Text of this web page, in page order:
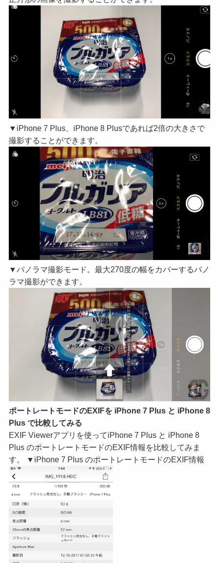
▼iPhone 7 Plus、iPhone 8 Plusであれば2倍の大きさで
撮影することができます。
▼パノラマ撮影モード。最大270度の幅をカバーするパノ
ラマ撮影ができます。
ポートレートモードのEXIFを iPhone 7 Plus と iPhone 8
Plus で比較してみる
EXIF Viewerアプリを使ってiPhone 7 Plus と iPhone 8
Plus のポートレートモードのEXIF情報を比較してみま
す。 ▼iPhone 7 Plus のポートレートモードのEXIF情報